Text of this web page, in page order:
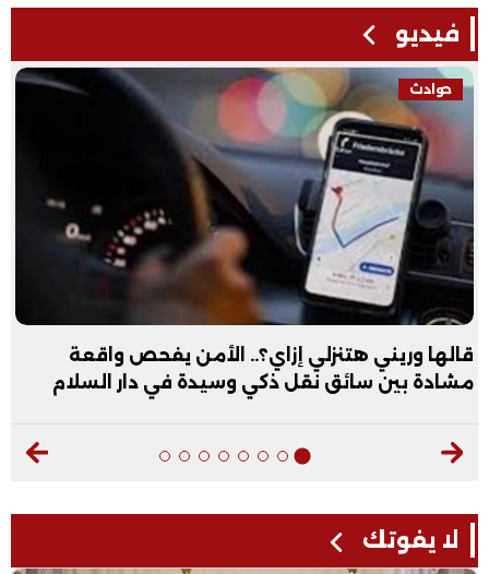
فيديو
حوادث
قالها وريني هتنزلي إزاي؟.. الأمن يفحص واقعة
مشادة بين سائق نقل ذكي وسيدة في دار السلام
لا يفوتك